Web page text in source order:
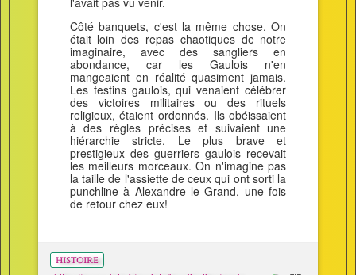
Côté banquets, c'est la même chose. On
était loin des repas chaotiques de notre
imaginaire, avec des sangliers en
abondance, car les Gaulois n'en
mangeaient en réalité quasiment jamais.
Les festins gaulois, qui venaient célébrer
des victoires militaires ou des rituels
religieux, étaient ordonnés. Ils obéissaient
à des règles précises et suivaient une
hiérarchie stricte. Le plus brave et
prestigieux des guerriers gaulois recevait
les meilleurs morceaux. On n'imagine pas
la taille de l'assiette de ceux qui ont sorti la
punchline à Alexandre le Grand, une fois
de retour chez eux!
histoire